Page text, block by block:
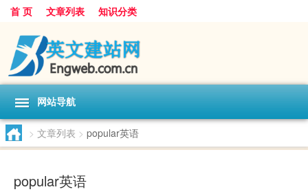
首 页 文章列表 知识分类
网站导航
> 文章列表 > popular英语
popular英语